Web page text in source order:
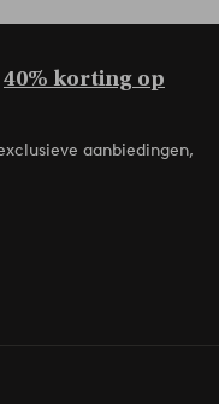
40% korting op
aanbiedingen,